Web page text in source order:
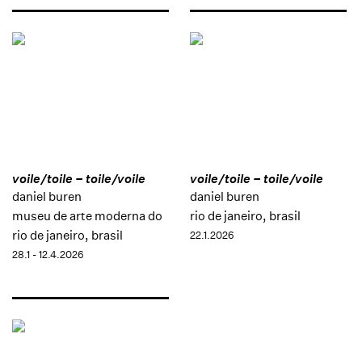
voile/toile – toile/voile
daniel buren
museu de arte moderna do
rio de janeiro, brasil
28.1 - 12.4.2026
voile/toile – toile/voile
daniel buren
rio de janeiro, brasil
22.1.2026